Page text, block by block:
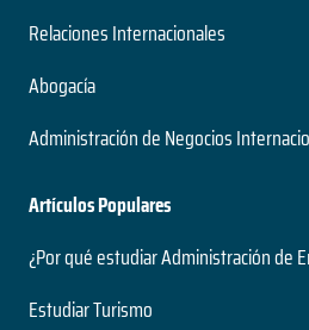
Relaciones Internacionales
Abogacía
Administración de Negocios
Artículos Populares
¿Por qué estudiar Administración de
Estudiar Turismo